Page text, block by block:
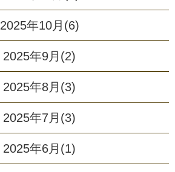
2025年10月(6)
2025年9月(2)
2025年8月(3)
2025年7月(3)
2025年6月(1)